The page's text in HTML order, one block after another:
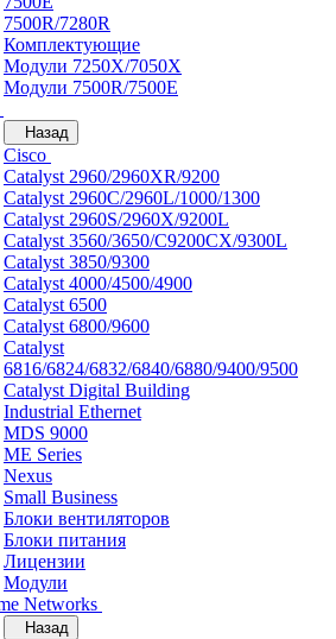
7500R/7280R
Комплектующие
Модули 7250X/7050X
Модули 7500R/7500E
Назад
Cisco
Catalyst 2960/2960XR/9200
Catalyst 2960C/2960L/1000/1300
Catalyst 2960S/2960X/9200L
Catalyst 3560/3650/C9200CX/9300L
Catalyst 3850/9300
Catalyst 4000/4500/4900
Catalyst 6500
Catalyst 6800/9600
Catalyst
6816/6824/6832/6840/6880/9400/9500
Catalyst Digital Building
Industrial Ethernet
MDS 9000
ME Series
Nexus
Small Business
Блоки вентиляторов
Блоки питания
Лицензии
Модули
Networks
Назад